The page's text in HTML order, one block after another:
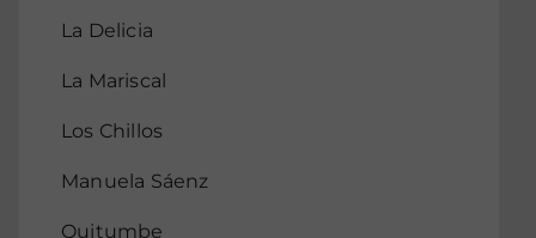
La Delicia
La Mariscal
Los Chillos
Manuela Sáenz
Quitumbe